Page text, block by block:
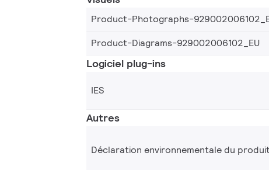
Product-Photographs-
Product-Diagrams-929002006102_EU
Logiciel plug-ins
IES
Autres
Déclaration environnementale du